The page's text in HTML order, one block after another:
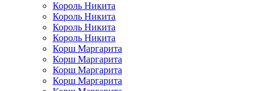
Король Никита
Король Никита
Король Никита
Король Никита
Корш Маргарита
Корш Маргарита
Корш Маргарита
Корш Маргарита